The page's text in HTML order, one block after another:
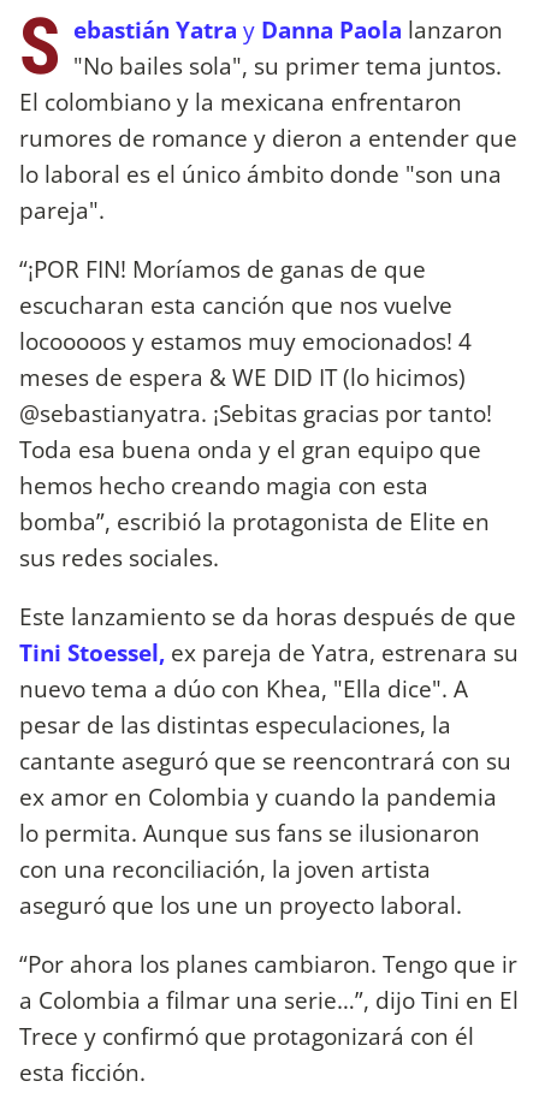
S ebastián Yatra y Danna Paola lanzaron
"No bailes sola", su primer tema juntos.
El colombiano y la mexicana enfrentaron
rumores de romance y dieron a entender que
lo laboral es el único ámbito donde "son una
pareja".
“¡POR FIN! Moríamos de ganas de que
escucharan esta canción que nos vuelve
locooooos y estamos muy emocionados! 4
meses de espera & WE DID IT (lo hicimos)
@sebastianyatra. ¡Sebitas gracias por tanto!
Toda esa buena onda y el gran equipo que
hemos hecho creando magia con esta
bomba”, escribió la protagonista de Elite en
sus redes sociales.
Este lanzamiento se da horas después de que
Tini Stoessel, ex pareja de Yatra, estrenara su
nuevo tema a dúo con Khea, "Ella dice". A
pesar de las distintas especulaciones, la
cantante aseguró que se reencontrará con su
ex amor en Colombia y cuando la pandemia
lo permita. Aunque sus fans se ilusionaron
con una reconciliación, la joven artista
aseguró que los une un proyecto laboral.
“Por ahora los planes cambiaron. Tengo que ir
a Colombia a filmar una serie…”, dijo Tini en El
Trece y confirmó que protagonizará con él
esta ficción.